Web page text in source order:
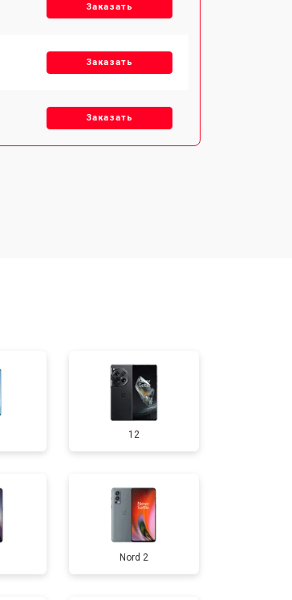
Заказать
Заказать
Заказать
Заказать
Заказать
Заказать
Заказать
12
Nord 2